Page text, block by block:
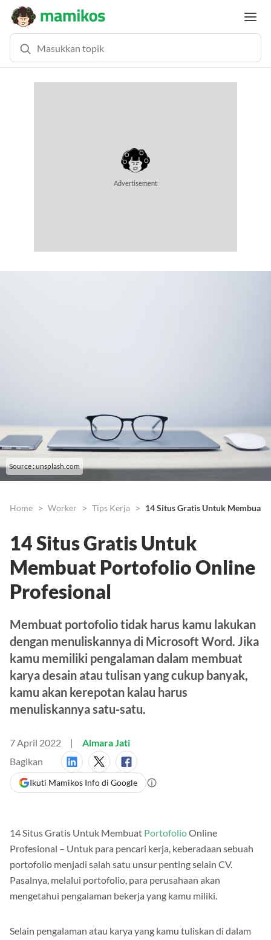
Advertisement
Source : unsplash.com
Home Worker Tips Kerja 14 Situs Gratis Untuk Membuat
14 Situs Gratis Untuk
Membuat Portofolio Online
Profesional
Membuat portofolio tidak harus kamu lakukan
dengan menuliskannya di Microsoft Word. Jika
kamu memiliki pengalaman dalam membuat
karya desain atau tulisan yang cukup banyak,
kamu akan kerepotan kalau harus
menuliskannya satu-satu.
7 April 2022
Almara Jati
Bagikan
Ikuti Mamikos Info di Google
14 Situs Gratis Untuk Membuat PortofolioOnline
Profesional – Untuk para pencari kerja, keberadaan sebuah
portofolio menjadi salah satu unsur penting selain CV.
Pasalnya, melalui portofolio, para perusahaan akan
mengetahui pengalaman bekerja yang kamu miliki.
Selain pengalaman atau karya yang kamu tuliskan di dalam